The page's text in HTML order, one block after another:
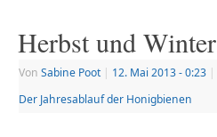
Herbst und Winter
VonSabine Poot | 12. Mai 2013- 0:23 |
Der Jahresablauf der Honigbienen